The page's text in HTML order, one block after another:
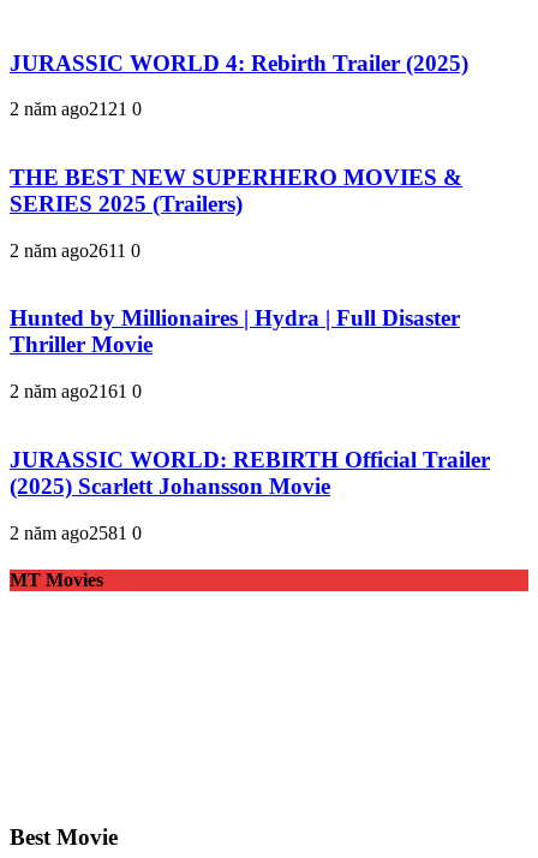
JURASSIC WORLD 4: Rebirth Trailer (2025)
2 năm ago2121 0
THE BEST NEW SUPERHERO MOVIES &
SERIES 2025 (Trailers)
2 năm ago2611 0
Hunted by Millionaires | Hydra | Full Disaster
Thriller Movie
2 năm ago2161 0
JURASSIC WORLD: REBIRTH Official Trailer
(2025) Scarlett Johansson Movie
2 năm ago2581 0
MT Movies
Best Movie